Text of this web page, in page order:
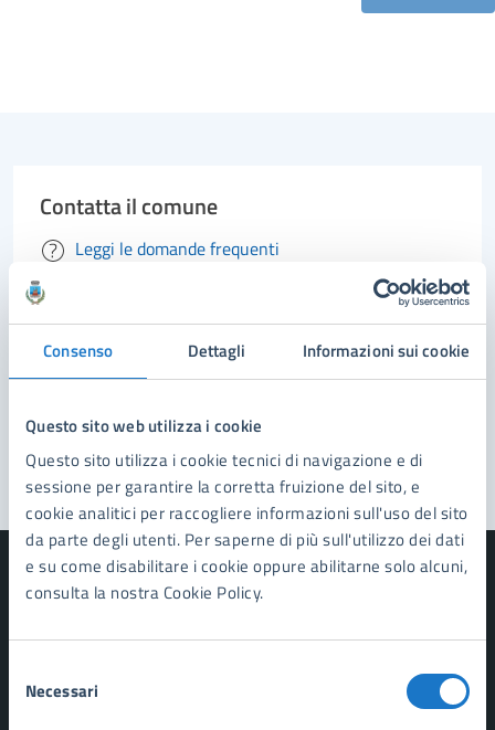
Consenso Dettagli Informazioni sui cookie
Questo sito web utilizza i cookie
Questo sito utilizza i cookie tecnici di navigazione e di
sessione per garantire la corretta fruizione del sito, e
cookie analitici per raccogliere informazioni sull'uso del sito
da parte degli utenti. Per saperne di più sull'utilizzo dei dati
e su come disabilitare i cookie oppure abilitarne solo alcuni,
consulta la nostra Cookie Policy.
delNecessari
Contatta il comune
Leggi le domande frequenti
Segnala disservizio